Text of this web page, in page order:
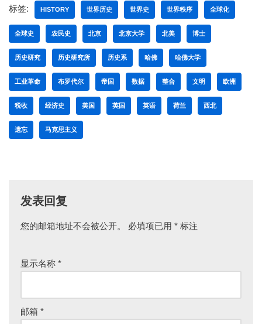
标签: HISTORY 世界历史 世界史 世界秩序 全球化
全球史 农民史 北京 北京大学 北美 博士
历史研究 历史研究所 历史系 哈佛 哈佛大学
工业革命 布罗代尔 帝国 数据 整合 文明 欧洲
税收 经济史 美国 英国 英语 荷兰 西北
遗忘 马克思主义
发表回复
您的邮箱地址不会被公开。 必填项已用 * 标注
显示名称 *
邮箱 *